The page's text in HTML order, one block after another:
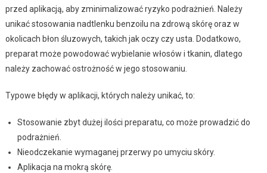
przed aplikacją, aby zminimalizować ryzyko podrażnień. Należy
unikać stosowania nadtlenku benzoilu na zdrową skórę oraz w
okolicach błon śluzowych, takich jak oczy czy usta. Dodatkowo,
preparat może powodować wybielanie włosów i tkanin, dlatego
należy zachować ostrożność w jego stosowaniu.
Typowe błędy w aplikacji, których należy unikać, to:
Stosowanie zbyt dużej ilości preparatu, co może prowadzić do
podrażnień.
Nieodczekanie wymaganej przerwy po umyciu skóry.
Aplikacja na mokrą skórę.